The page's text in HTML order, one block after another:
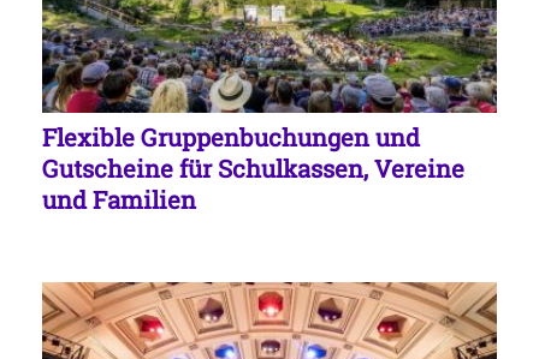
Flexible Gruppenbuchungen und
Gutscheine für Schulkassen, Vereine
und Familien